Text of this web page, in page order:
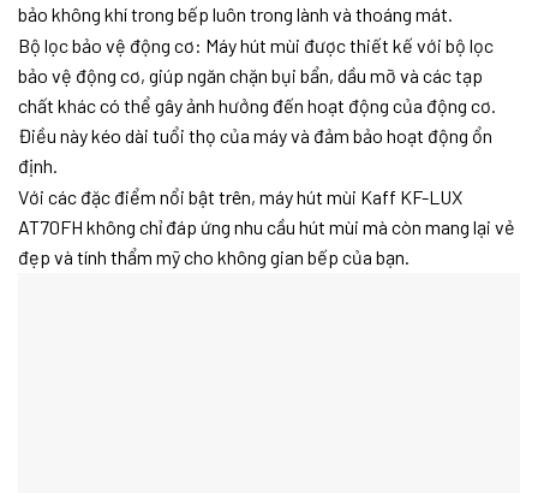
bảo không khí trong bếp luôn trong lành và thoáng mát.
Bộ lọc bảo vệ động cơ: Máy hút mùi được thiết kế với bộ lọc
bảo vệ động cơ, giúp ngăn chặn bụi bẩn, dầu mỡ và các tạp
chất khác có thể gây ảnh hưởng đến hoạt động của động cơ.
Điều này kéo dài tuổi thọ của máy và đảm bảo hoạt động ổn
định.
Với các đặc điểm nổi bật trên, máy hút mùi Kaff KF-LUX
AT70FH không chỉ đáp ứng nhu cầu hút mùi mà còn mang lại vẻ
đẹp và tính thẩm mỹ cho không gian bếp của bạn.